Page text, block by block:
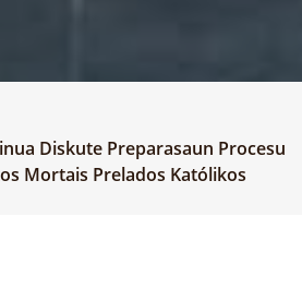
Diskute Preparasaun Procesu
Mortais Prelados Katólikos